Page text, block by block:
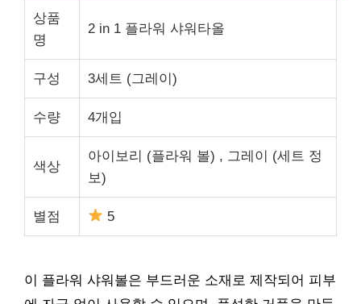
상품
명
2 in 1 플라워 샤워타올
구성 3세트 (그레이)
수량 4개입
색상
아이보리 (플라워 볼) , 그레이 (세트 정
보)
별점 5
이 플라워 샤워볼은 부드러운 소재로 제작되어 피부